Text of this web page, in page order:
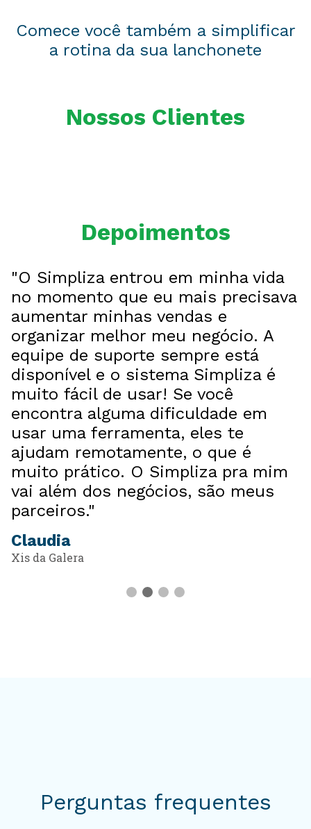
Comece você também a simplificar
a rotina da sua lanchonete
Nossos Clientes
Depoimentos
"O Simpliza entrou em minha vida
no momento que eu mais precisava
aumentar minhas vendas e
organizar melhor meu negócio. A
equipe de suporte sempre está
disponível e o sistema Simpliza é
muito fácil de usar! Se você
encontra alguma dificuldade em
usar uma ferramenta, eles te
ajudam remotamente, o que é
muito prático. O Simpliza pra mim
vai além dos negócios, são meus
parceiros."
Claudia
Xis da Galera
Perguntas frequentes